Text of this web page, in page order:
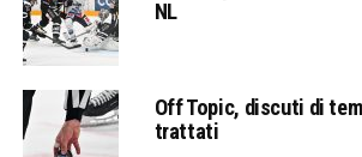
NL
Off Topic, discuti di
trattati